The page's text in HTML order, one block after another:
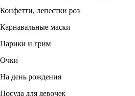
Конфетти, лепестки роз
Карнавальные маски
Парики и грим
Очки
На день рождения
Посуда для девочек